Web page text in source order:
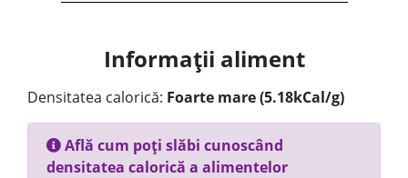
Informații aliment
Densitatea calorică: Foarte mare (5.18kCal/g)
Află cum poți slăbi cunoscând
densitatea calorică a alimentelor